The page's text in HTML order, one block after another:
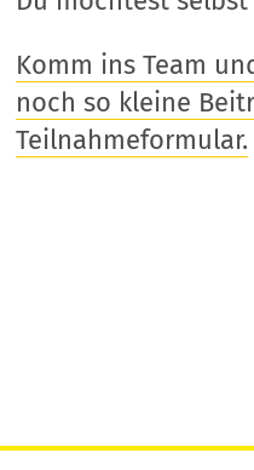
Komm ins Team
noch so kleine
Teilnahmeformular.